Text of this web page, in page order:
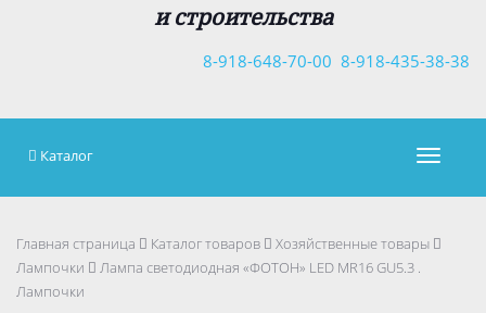
и строительства
8-918-435-38-38
8-918-648-70-00
Каталог
Главная страница Каталог товаров
Хозяйственные товары
Лампочки
Лампа светодиодная «ФОТОН» LED MR16 GU5.3 .
Лампочки